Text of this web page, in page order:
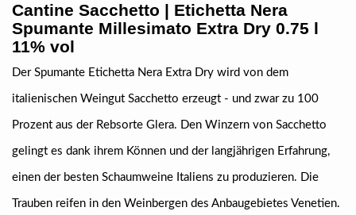
Cantine Sacchetto | Etichetta Nera
Spumante Millesimato Extra Dry 0.75 l
11% vol
Der Spumante Etichetta Nera Extra Dry wird von dem
italienischen Weingut Sacchetto erzeugt - und zwar zu 100
Prozent aus der Rebsorte Glera. Den Winzern von Sacchetto
gelingt es dank ihrem Können und der langjährigen Erfahrung,
einen der besten Schaumweine Italiens zu produzieren. Die
Trauben reifen in den Weinbergen des Anbaugebietes Venetien.